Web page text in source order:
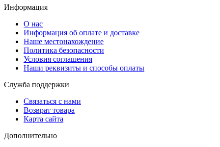
Информация
О нас
Информация об оплате и доставке
Наше местонахождение
Политика безопасности
Условия соглашения
Наши реквизиты и способы оплаты
Служба поддержки
Связаться с нами
Возврат товара
Карта сайта
Дополнительно